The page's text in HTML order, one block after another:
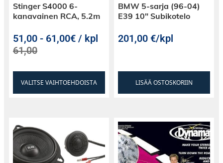
Stinger S4000 6-
kanavainen RCA, 5.2m
51,00 - 61,00€ / kpl
61,00
VALITSE VAIHTOEHDOISTA
BMW 5-sarja (96-04)
E39 10″ Subikotelo
201,00€/kpl
LISÄÄ OSTOSKORIIN